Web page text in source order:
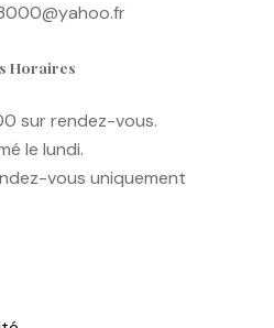
Horaires
sur rendez-vous.
le lundi.
vous uniquement